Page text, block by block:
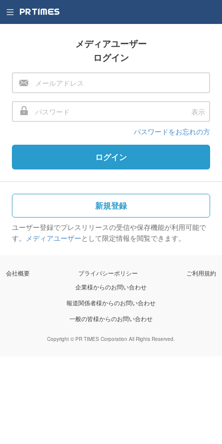
メディアユーザー
ログイン
表示
パスワードをお忘れの方
ログイン
新規登録
ユーザー登録でプレスリリースの受信や保存機能が利用可能で
す。 メディアユーザーとして限定情報を閲覧できます。
会社概要 プライバシーポリシー
ご利用規約
企業様からのお問い合わせ
報道関係者様からのお問い合わせ
一般の皆様からのお問い合わせ
Copyright © PR TIMES Corporation All Rights Reserved.